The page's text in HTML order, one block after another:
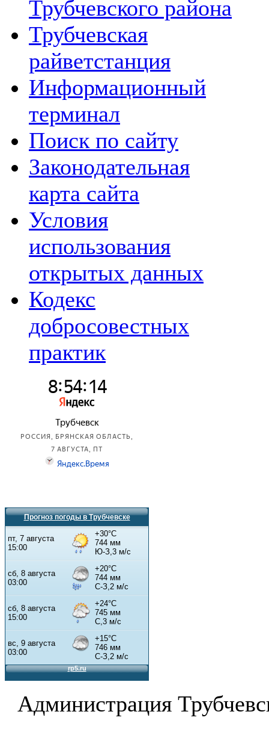
Трубчевского района
Трубчевская
райветстанция
Информационный
терминал
Поиск по сайту
Законодательная
карта сайта
Условия
использования
открытых данных
Кодекс
добросовестных
практик
Прогноз погоды в Трубчевске
Администрация